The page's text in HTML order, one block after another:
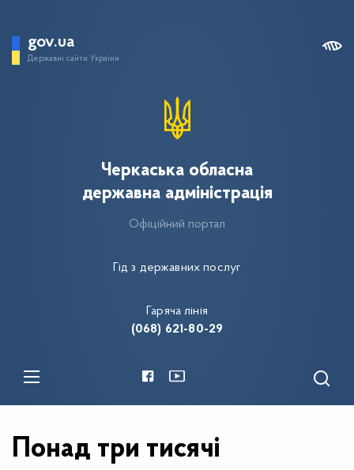
gov.ua
Державні сайти України
Гід з державних послуг
Черкаська обласна
державна адміністрація
Офіційний портал
Гаряча лінія
(068) 621-80-29
Понад три тисячі